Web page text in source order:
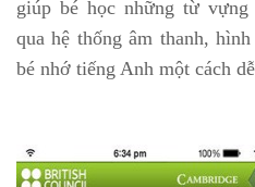
giúp bé học những từ
qua hệ thống âm thanh,
bé nhớ tiếng Anh một cách